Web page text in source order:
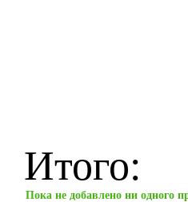
Итого:
Пока не добавлено ни одного